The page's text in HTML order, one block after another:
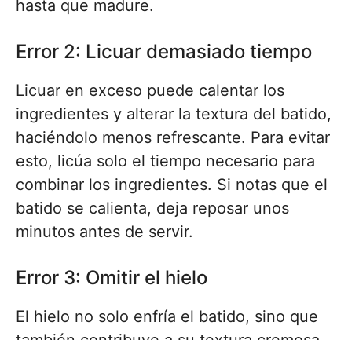
hasta que madure.
Error 2: Licuar demasiado tiempo
Licuar en exceso puede calentar los
ingredientes y alterar la textura del batido,
haciéndolo menos refrescante. Para evitar
esto, licúa solo el tiempo necesario para
combinar los ingredientes. Si notas que el
batido se calienta, deja reposar unos
minutos antes de servir.
Error 3: Omitir el hielo
El hielo no solo enfría el batido, sino que